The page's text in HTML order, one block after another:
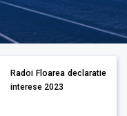
Radoi Floarea declaratie
interese 2023